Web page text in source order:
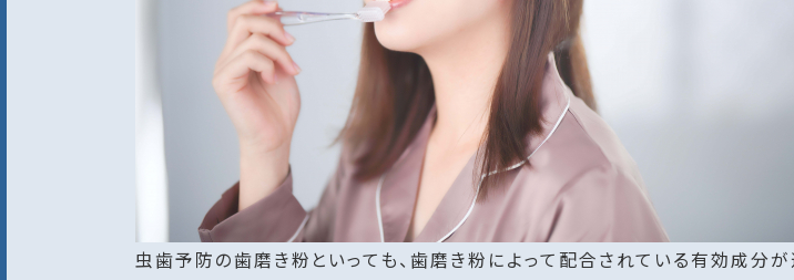
虫歯予防の歯磨き粉といっても、歯磨き粉によって配合されている有効成分